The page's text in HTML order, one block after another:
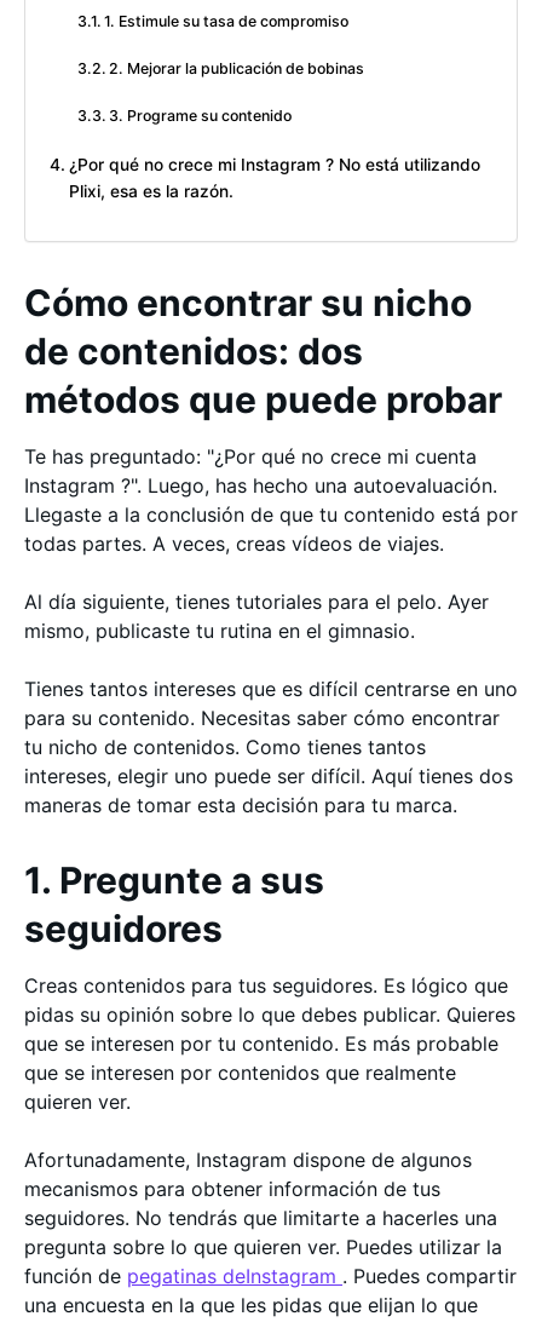
1. Estimule su tasa de compromiso
2. Mejorar la publicación de bobinas
3. Programe su contenido
¿Por qué no crece mi Instagram ? No está utilizando
Plixi, esa es la razón.
Cómo encontrar su nicho
de contenidos: dos
métodos que puede probar
Te has preguntado: "¿Por qué no crece mi cuenta
Instagram ?". Luego, has hecho una autoevaluación.
Llegaste a la conclusión de que tu contenido está por
todas partes. A veces, creas vídeos de viajes.
Al día siguiente, tienes tutoriales para el pelo. Ayer
mismo, publicaste tu rutina en el gimnasio.
Tienes tantos intereses que es difícil centrarse en uno
para su contenido. Necesitas saber cómo encontrar
tu nicho de contenidos. Como tienes tantos
intereses, elegir uno puede ser difícil. Aquí tienes dos
maneras de tomar esta decisión para tu marca.
1. Pregunte a sus
seguidores
Creas contenidos para tus seguidores. Es lógico que
pidas su opinión sobre lo que debes publicar. Quieres
que se interesen por tu contenido. Es más probable
que se interesen por contenidos que realmente
quieren ver.
Afortunadamente, Instagram dispone de algunos
mecanismos para obtener información de tus
seguidores. No tendrás que limitarte a hacerles una
pregunta sobre lo que quieren ver. Puedes utilizar la
función de pegatinas deInstagram . Puedes compartir
una encuesta en la que les pidas que elijan lo que